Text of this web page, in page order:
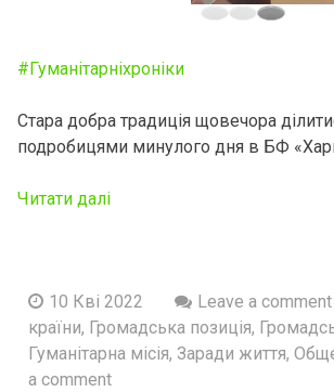
#Гуманiтарнiхронiки
Стара добра традиція щовечора
подробицями минулого дня в БФ
Читати далі
10 Кві 2022 Leave a comment
країни, Громадська позиція,
Гуманітарна місія, Заради життя,
a comment